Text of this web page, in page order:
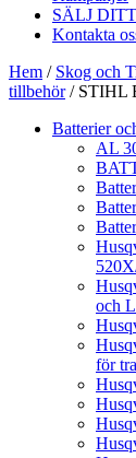
SÄLJ
Kontakta
Hem / Skog och
tillbehör/ STIHL
Batterier
AL
och
för